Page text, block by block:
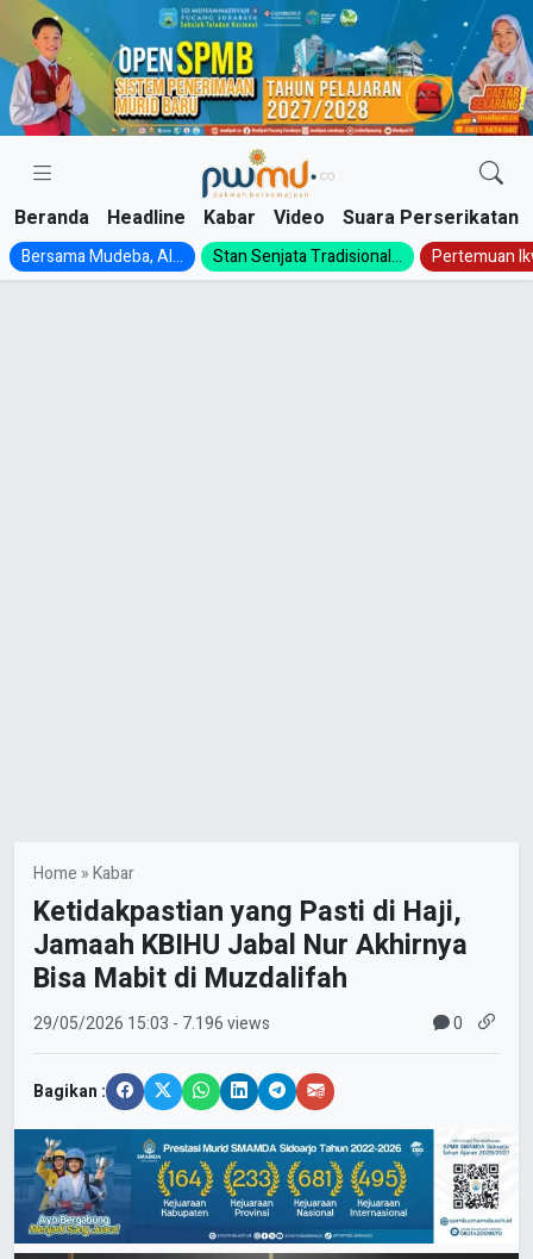
Skip
content
Beranda Headline Kabar Video Suara Perserikatan
Bersama Mudeba, Al... Stan Senjata Tradisional... Pertemuan
Home »Kabar
Ketidakpastian yang Pasti di Haji,
Jamaah KBIHU Jabal Nur Akhirnya
Bisa Mabit di Muzdalifah
29/05/2026 15:03 - 7.196 views 0
Bagikan :